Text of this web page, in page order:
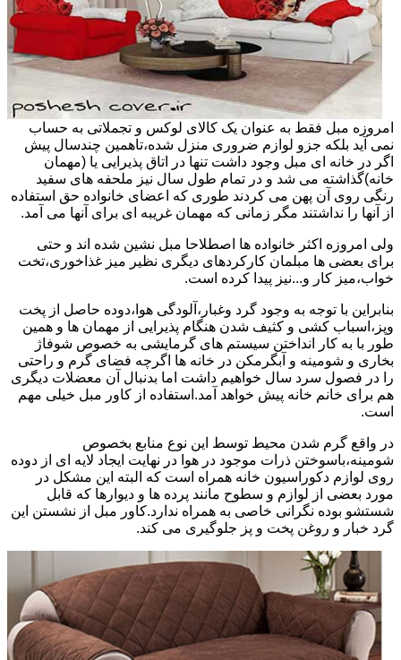
امروزه مبل فقط به عنوان یک کالای لوکس و تجملاتی به حساب
نمی آید بلکه جزو لوازم ضروری منزل شده،تاهمین چندسال پیش
اگر در خانه ای مبل وجود داشت تنها در اتاق پذیرایی یا (مهمان
خانه)گذاشته می شد و در تمام طول سال نیز ملحفه های سفید
رنگی روی آن پهن می کردند طوری که اعضای خانواده حق استفاده
از آنها را نداشتند مگر زمانی که مهمان غریبه ای برای آنها می آمد.
ولی امروزه اکثر خانواده ها اصطلاحا مبل نشین شده اند و حتی
برای بعضی ها مبلمان کارکردهای دیگری نظیر میز غذاخوری،تخت
خواب،میز کار و...نیز پیدا کرده است.
بنابراین با توجه به وجود گرد وغبار،آلودگی هوا،دوده حاصل از پخت
وپز،اسباب کشی و کثیف شدن هنگام پذیرایی از مهمان ها و همین
طور با به کار انداختن سیستم های گرمایشی به خصوص شوفاژ
بخاری و شومینه و آبگرمکن در خانه ها اگرچه فضای گرم و راحتی
را در فصول سرد سال خواهیم داشت اما بدنبال آن معضلات دیگری
هم برای خانم خانه پیش خواهد آمد.استفاده از کاور مبل خیلی مهم
است.
در واقع گرم شدن محیط توسط این نوع منابع بخصوص
شومینه،باسوختن ذرات موجود در هوا در نهایت ایجاد لایه ای از دوده
روی لوازم دکوراسیون خانه همراه است که البته این مشکل در
مورد بعضی از لوازم و سطوح مانند پرده ها و دیوارها که قابل
شستشو بوده نگرانی خاصی به همراه ندارد.کاور مبل از نشستن این
گرد خبار و روغن پخت و پز جلوگیری می کند.